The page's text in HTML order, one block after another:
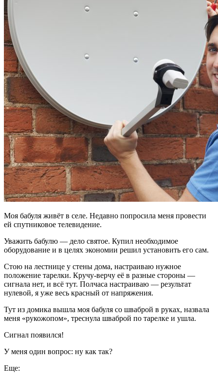
Моя бабуля живёт в селе. Недавно попросила меня провести
ей спутниковое телевидение.
Уважить бабулю — дело святое. Купил необходимое
оборудование и в целях экономии решил установить его сам.
Стою на лестнице у стены дома, настраиваю нужное
положение тарелки. Кручу-верчу её в разные стороны —
сигнала нет, и всё тут. Полчаса настраиваю — результат
нулевой, я уже весь красный от напряжения.
Тут из домика вышла моя бабуля со шваброй в руках, назвала
меня «рукожопом», треснула шваброй по тарелке и ушла.
Сигнал появился!
У меня один вопрос: ну как так?
Еще: